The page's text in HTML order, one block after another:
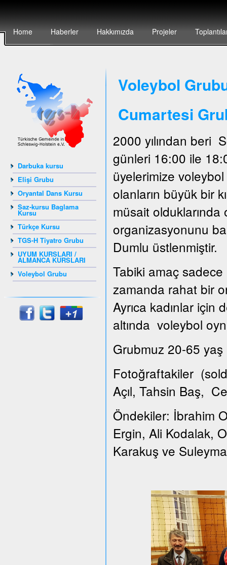
Home Haberler Hakkımızda Projeler
Darbuka kursu
Elişi Grubu
Oryantal Dans Kursu
Saz-kursu Baglama
Kursu
Türkçe Kursu
TGS-H Tiyatro Grubu
UYUM KURSLARI /
ALMANCA KURSLARI
Voleybol Grubu
Voleybol
Cumartesi
2000 yılından beri
günleri 16:00 ile
üyelerimize
olanların büyük bir
müsait olduklarında
organizasyonunu
Dumlu üstlenmiştir.
Tabiki amaç sadece
zamanda rahat bir
Ayrıca kadınlar için
altında voleybol
Grubmuz 20-65 yaş
Fotoğraftakiler
Açıl, Tahsin Baş,
Öndekiler: İbrahim
Ergin, Ali Kodalak,
Karakuş ve